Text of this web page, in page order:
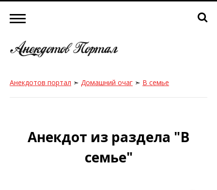
Анекдотов портал ➣ Домашний очаг ➣ В семье
Анекдот из раздела "В
семье"